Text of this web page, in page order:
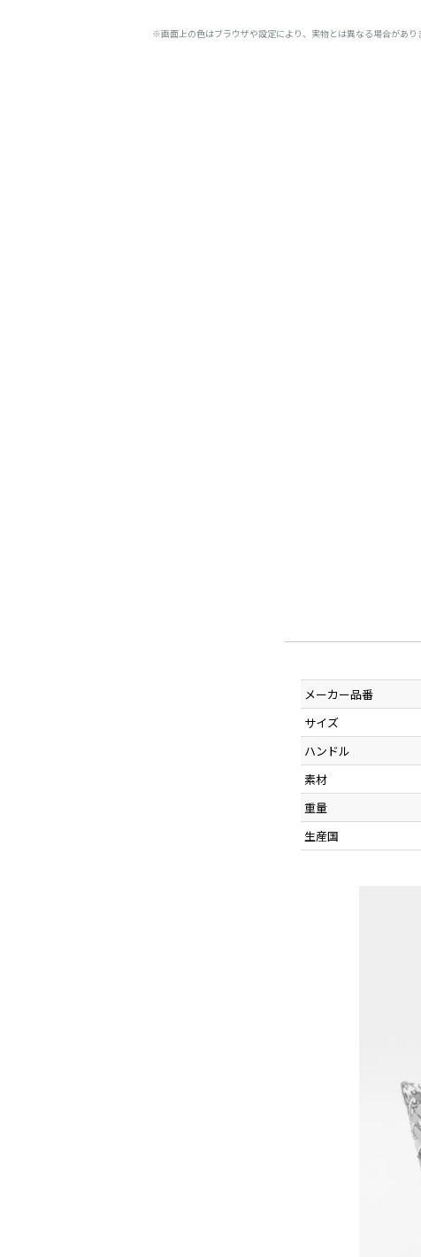
※画面上の色はブラウザや設定により、実物とは異なる場合があり
メーカー品番
サイズ
ハンドル
素材
重量
生産国